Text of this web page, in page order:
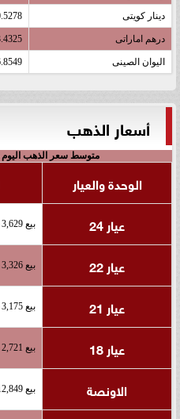
دينار كويتى
درهم اماراتى
اليوان الصينى
أسعار الذهب
متوسط سعر الذهب اليوم
الوحدة والعيار
عيار 24
بيع 3,629 شراء 3,686
عيار 22 بيع 3,326 شراء 3,379
عيار 21 بيع 3,175 شراء 3,225
عيار 18 بيع 2,721 شراء 2,764
الاونصة بيع 112,849 شراء 114,626